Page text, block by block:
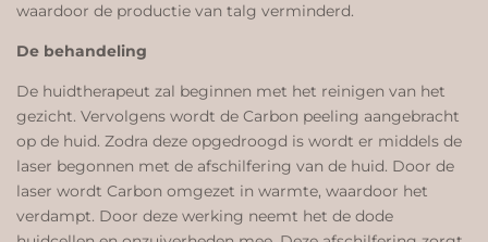
waardoor de productie van talg verminderd.
De behandeling
De huidtherapeut zal beginnen met het reinigen van het
gezicht. Vervolgens wordt de Carbon peeling aangebracht
op de huid. Zodra deze opgedroogd is wordt er middels de
laser begonnen met de afschilfering van de huid. Door de
laser wordt Carbon omgezet in warmte, waardoor het
verdampt. Door deze werking neemt het de dode